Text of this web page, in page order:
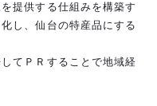
提供する仕組みを構築す
し、仙台の特産品にする
てＰＲすることで地域経